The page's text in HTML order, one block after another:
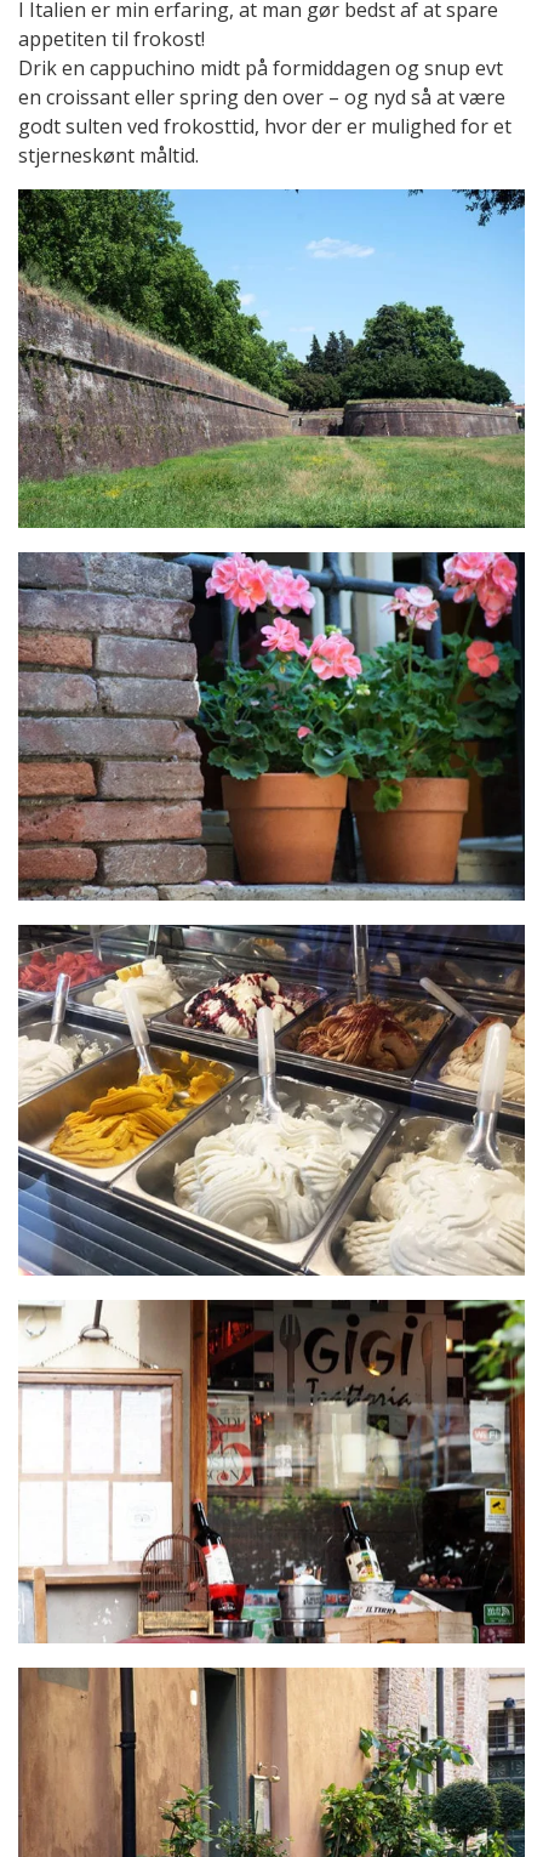
I Italien er min erfaring, at man gør bedst af at spare
appetiten til frokost!
Drik en cappuchino midt på formiddagen og snup evt
en croissant eller spring den over – og nyd så at være
godt sulten ved frokosttid, hvor der er mulighed for et
stjerneskønt måltid.